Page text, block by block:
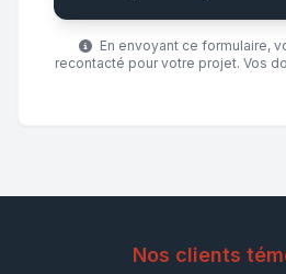
En envoyant ce formulaire,
recontacté pour votre projet. Vos
Nos clients